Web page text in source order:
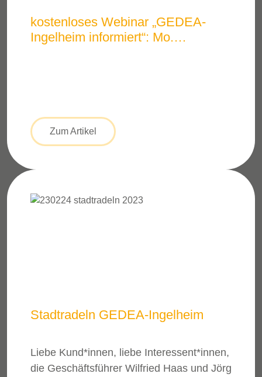
kostenloses Webinar „GEDEA-
Ingelheim informiert“: Mo.
Zum Artikel
Stadtradeln GEDEA-Ingelheim
Liebe Kund*innen, liebe Interessent*innen,
die Geschäftsführer Wilfried Haas und Jörg